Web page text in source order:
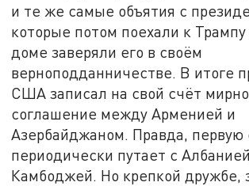
и те же самые объятия с
которые потом поехали к
доме заверяли его в своём
верноподданничестве. В итоге
США записал на свой счёт
соглашение между Арменией и
Азербайджаном. Правда, первую
периодически путает с
Камбоджей. Но крепкой дружбе,